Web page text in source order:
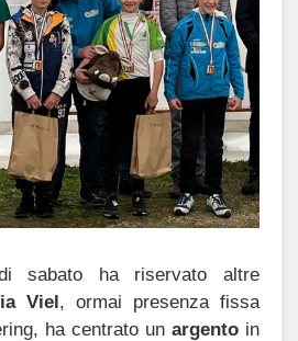
sabato ha riservato altre
Viel, ormai presenza fissa
ha centrato un argento in